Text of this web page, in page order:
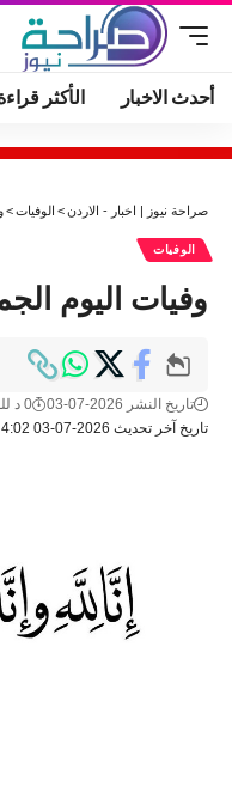
أحدث الاخبار الأكثر
صراحة نيوز | اخبار - الاردن> الوفيات>
الوفيات
وفيات اليوم الجمعة
تاريخ آخر تحديث 2026-07-03 4:02 مساءً
تاريخ النشر 2026-07-03 0 د للقراءة